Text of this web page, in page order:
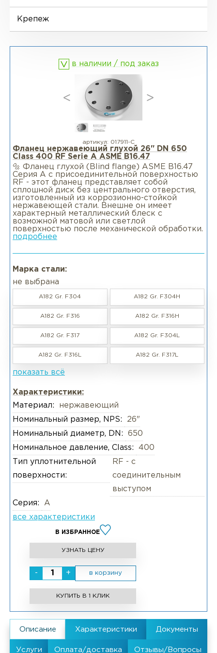
Отводы EN 10253-4
Отводы MSS SP-75
Переходы DIN 2616-1
Переходы DIN 2616-2
Ниппели
Втулки
Крепеж
в наличии / под заказ
артикул: 017911-С
Фланец нержавеющий глухой 26" DN 650
Class 400 RF Serie А ASME B16.47
🔩 Фланец глухой (Blind flange) ASME B16.47
Серия A c присоединительной поверхностью
RF - этот фланец представляет собой
сплошной диск без центрального отверстия,
изготовленный из коррозионно-стойкой
нержавеющей стали. Внешне он имеет
характерный металлический блеск с
возможной матовой или светлой
поверхностью после механической обработки.
подробнее
Марка стали:
не выбрана
A182 Gr. F304 A182 Gr. F304H
A182 Gr. F316 A182 Gr. F316H
A182 Gr. F317 A182 Gr. F304L
A182 Gr. F316L A182 Gr. F317L
показать всё
Характеристики:
Материал:
нержавеющий
Номинальный размер, NPS:
26"
Номинальный диаметр, DN:
650
Номинальное давление, Class:
400
Тип уплотнительной
поверхности:
RF - с
соединительным
выступом
Серия:
А
все характеристики
В ИЗБРАННОЕ
УЗНАТЬ ЦЕНУ
- + в корзину
КУПИТЬ В 1 КЛИК